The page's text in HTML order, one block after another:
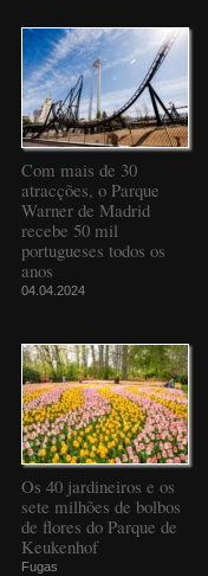
Com mais de 30
atracções, o Parque
Warner de Madrid
recebe 50 mil
portugueses todos os
anos
04.04.2024
Os 40 jardineiros e os
sete milhões de bolbos
de flores do Parque de
Keukenhof
Fugas